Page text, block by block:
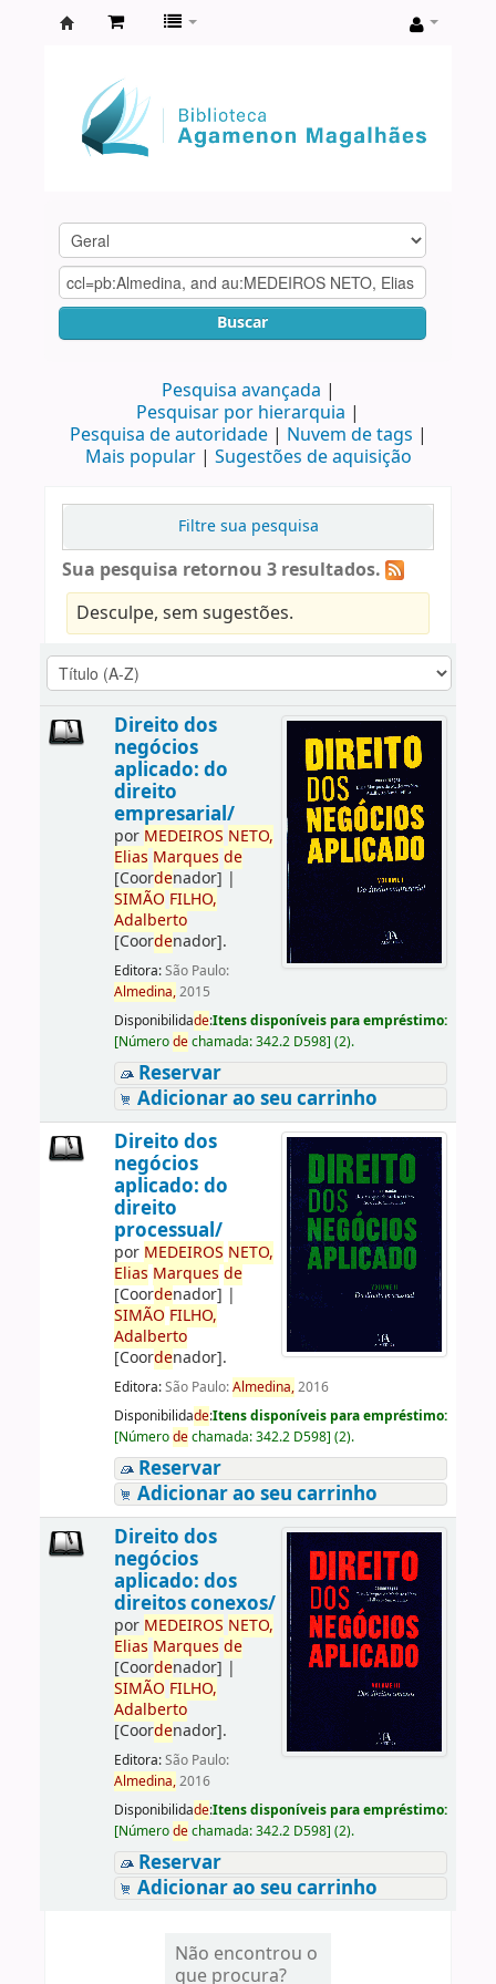
Agamenon
Magalhães
Buscar
Pesquisa avançada
Pesquisar por hierarquia
Pesquisa de autoridade
Nuvem de tags
Mais popular
Sugestões de aquisição
Filtre sua pesquisa
Sua pesquisa retornou 3 resultados.
Desculpe, sem sugestões.
Direito dos
negócios
aplicado: do
direito
empresarial/
por MEDEIROS NETO,
Elias Marques de
[Coordenador] |
SIMÃO FILHO,
Adalberto
[Coordenador].
Editora:São Paulo:
Almedina,2015
Disponibilidade:Itens disponíveis para empréstimo:
[Númerodechamada:342.2 D598] (2).
Reservar
Adicionar ao seu carrinho
Direito dos
negócios
aplicado: do
direito
processual/
por MEDEIROS NETO,
Elias Marques de
[Coordenador] |
SIMÃO FILHO,
Adalberto
[Coordenador].
Editora:São Paulo:Almedina,2016
Disponibilidade:Itens disponíveis para empréstimo:
[Númerodechamada:342.2 D598] (2).
Reservar
Adicionar ao seu carrinho
Direito dos
negócios
aplicado: dos
direitos conexos/
por MEDEIROS NETO,
Elias Marques de
[Coordenador] |
SIMÃO FILHO,
Adalberto
[Coordenador].
Editora:São Paulo:
Almedina,2016
Disponibilidade:Itens disponíveis para empréstimo:
[Númerodechamada:342.2 D598] (2).
Reservar
Adicionar ao seu carrinho
Não encontrou o
que procura?